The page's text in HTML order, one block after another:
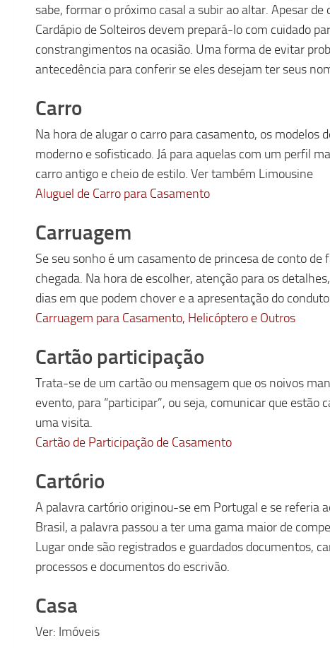
sabe, formar o próximo casal a subir ao altar. Apesar
Cardápio de Solteiros devem prepará-lo com cuidado
constrangimentos na ocasião. Uma forma de evitar
antecedência para conferir se eles desejam ter seus
Carro
Na hora de alugar o carro para casamento, os modelos
moderno e sofisticado. Já para aquelas com um perfil
carro antigo e cheio de estilo. Ver também Limousine
Aluguel de Carro para Casamento
Carruagem
Se seu sonho é um casamento de princesa de conto
chegada. Na hora de escolher, atenção para os
dias em que podem chover e a apresentação do
Carruagem para Casamento, Helicóptero e Outros
Cartão participação
Trata-se de um cartão ou mensagem que os noivos
evento, para “participar”, ou seja, comunicar que estão
uma visita.
Cartão de Participação de Casamento
Cartório
A palavra cartório originou-se em Portugal e se referia
Brasil, a palavra passou a ter uma gama maior de
Lugar onde são registrados e guardados documentos,
processos e documentos do escrivão.
Casa
Ver: Imóveis